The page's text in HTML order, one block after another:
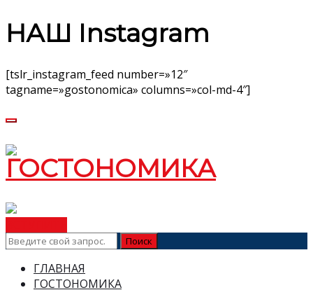
НАШ Instagram
[tslr_instagram_feed number=»12″
tagname=»gostonomica» columns=»col-md-4″]
ГЛАВНАЯ
ГОСТОНОМИКА